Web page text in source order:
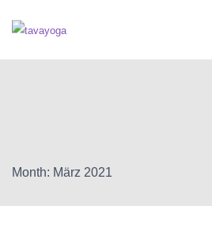
Month: März 2021